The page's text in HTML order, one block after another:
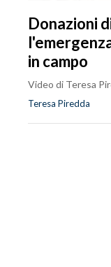
Donazioni
in campo
Video di Teresa
Teresa Piredda